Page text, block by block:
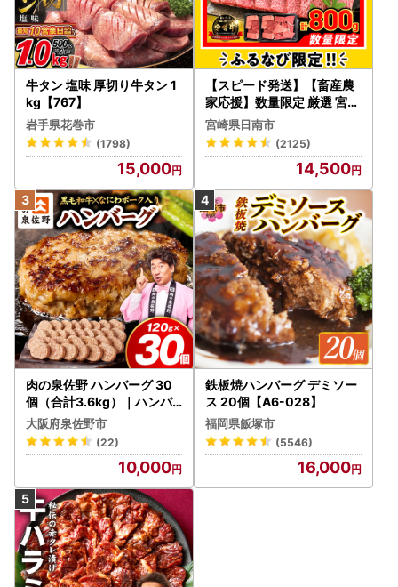
※お礼の品は協力事業者から直接発送いたします。発送のた
めに、協力事業者にも氏名・住所・電話番号の情報を提供し
ておりますので、予めご了承ください。
※ふるさと納税をされた方が受け取られた返礼品について
は、一時所得として課税対象となる場合がございます。
＝＝＝＝＝＝＝＝＝＝＝＝＝＝＝＝＝＝＝＝＝＝＝＝
◇お問い合わせはこちら◇
北海道豊富町ふるさと納税サポート室
TEL：050-5805-1740
FAX：050-3385-1792
E-Mail：support@toyotomi.furusato-lg.jp
営業日のご案内：平日9時～18時 ※土日祝日、年末年始は休
業となります
＝＝＝＝＝＝＝＝＝＝＝＝＝＝＝＝＝＝＝＝＝＝＝＝
牛タン 塩味 厚切り牛タン 1
kg【767】
岩手県花巻市
(1798)
15,000
【スピード発送】【畜産農
家応援】数量限定 厳選 宮崎
牛 赤身 焼肉 計800g FN-Li
mited-PR_BDV5-26-2W
宮崎県日南市
(2125)
14,500
肉の泉佐野 ハンバーグ 30
個（合計3.6kg）｜ハンバ
ーグ 訳あり 黒毛和牛×なに
わポーク
大阪府泉佐野市
(22)
10,000
鉄板焼ハンバーグ デミソー
ス 20個【A6-028】
福岡県飯塚市
(5546)
16,000